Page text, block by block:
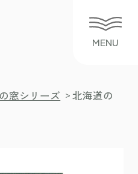
窓シリーズ > 北海道の